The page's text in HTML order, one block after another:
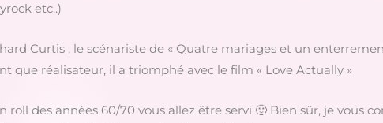
etc..)
Curtis , le scénariste de « Quatre mariages et un
que réalisateur, il a triomphé avec le film « Love Actually »
roll des années 60/70 vous allez être servi 🙂 Bien sûr, je vous